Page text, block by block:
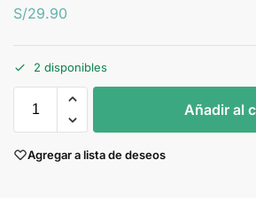
S/29.90
2 disponibles
Añadir al
Agregar a lista de deseos